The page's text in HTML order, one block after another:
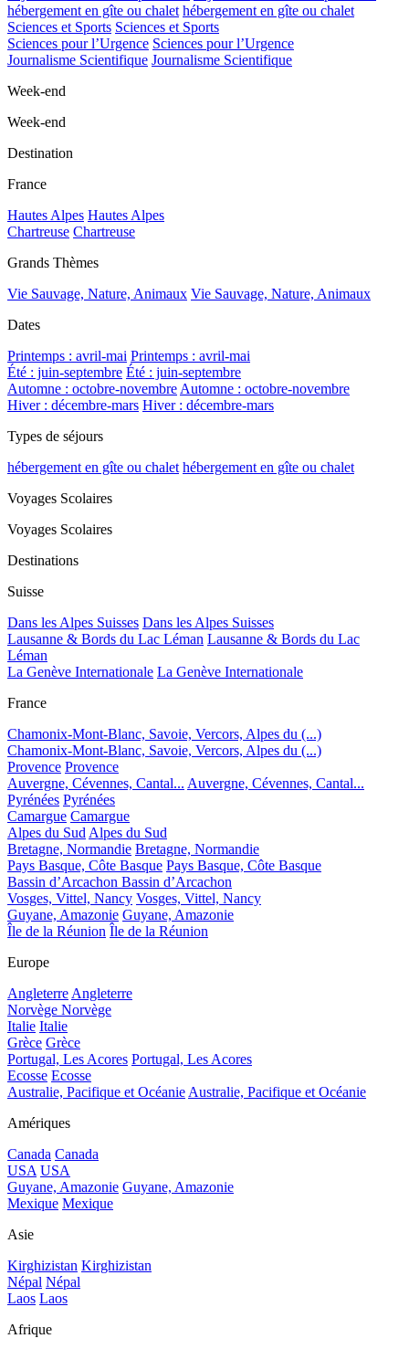
hébergement en gîte ou chalet hébergement en gîte ou chalet
Sciences et Sports Sciences et Sports
Sciences pour l’Urgence Sciences pour l’Urgence
Journalisme Scientifique Journalisme Scientifique
Week-end
Week-end
Destination
France
Hautes Alpes Hautes Alpes
Chartreuse Chartreuse
Grands Thèmes
Vie Sauvage, Nature, Animaux Vie Sauvage, Nature, Animaux
Dates
Printemps : avril-mai Printemps : avril-mai
Été : juin-septembre Été : juin-septembre
Automne : octobre-novembre Automne : octobre-novembre
Hiver : décembre-mars Hiver : décembre-mars
Types de séjours
hébergement en gîte ou chalet hébergement en gîte ou chalet
Voyages Scolaires
Voyages Scolaires
Destinations
Suisse
Dans les Alpes Suisses Dans les Alpes Suisses
Lausanne & Bords du Lac Léman Lausanne & Bords du Lac
Léman
La Genève Internationale La Genève Internationale
France
Chamonix-Mont-Blanc, Savoie, Vercors, Alpes du (...)
Chamonix-Mont-Blanc, Savoie, Vercors, Alpes du (...)
Provence Provence
Auvergne, Cévennes, Cantal... Auvergne, Cévennes, Cantal...
Pyrénées Pyrénées
Camargue Camargue
Alpes du Sud Alpes du Sud
Bretagne, Normandie Bretagne, Normandie
Pays Basque, Côte Basque Pays Basque, Côte Basque
Bassin d’Arcachon Bassin d’Arcachon
Vosges, Vittel, Nancy Vosges, Vittel, Nancy
Guyane, Amazonie Guyane, Amazonie
Île de la Réunion Île de la Réunion
Europe
Angleterre Angleterre
Norvège Norvège
Italie Italie
Grèce Grèce
Portugal, Les Acores Portugal, Les Acores
Ecosse Ecosse
Australie, Pacifique et Océanie Australie, Pacifique et Océanie
Amériques
Canada Canada
USA USA
Guyane, Amazonie Guyane, Amazonie
Mexique Mexique
Asie
Kirghizistan Kirghizistan
Népal Népal
Laos Laos
Afrique